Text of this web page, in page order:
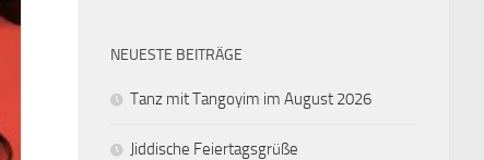
NEUESTE BEITRÄGE
Tanz mit Tangoyim im August 2026
Jiddische Feiertagsgrüße